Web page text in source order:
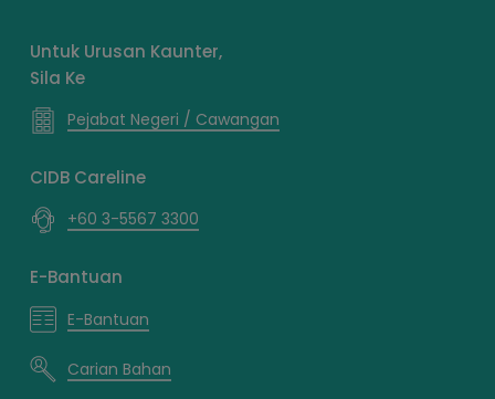
Untuk Urusan Kaunter,
Sila Ke
Pejabat Negeri / Cawangan
CIDB Careline
+60 3-5567 3300
E-Bantuan
E-Bantuan
Carian Bahan